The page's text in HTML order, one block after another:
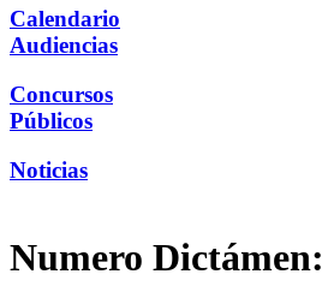
Calendario
Audiencias
Concursos
Públicos
Noticias
Numero Dictámen: